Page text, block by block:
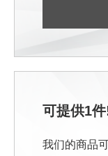
可提供1
我们的商品